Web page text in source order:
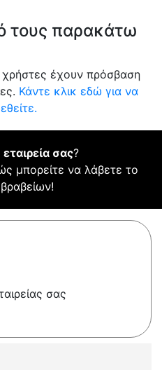
τους παρακάτω
έχουν πρόσβαση
Κάντε κλικ εδώ για να
σας?
μπορείτε να λάβετε το
σας